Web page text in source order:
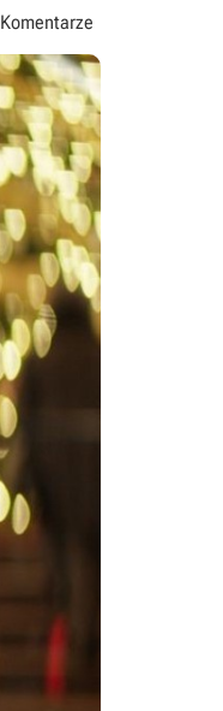
Komentarze